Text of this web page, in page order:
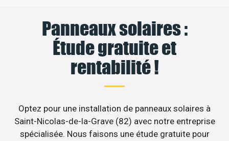
Panneaux solaires :
Étude gratuite et
rentabilité !
Optez pour une installation de panneaux solaires à
Saint-Nicolas-de-la-Grave (82) avec notre entreprise
spécialisée. Nous faisons une étude gratuite pour